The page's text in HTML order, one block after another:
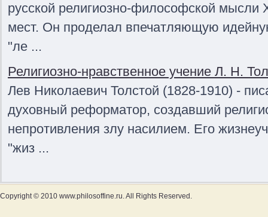
русской религиозно-философской мысли
мест. Он проделал впечатляющую
"ле ...
Религиозно-нравственное учение Л. Н.
Лев Николаевич Толстой (1828-1910) -
духовный реформатор, создавший
непротивления злу насилием. Его
"жиз ...
Copyright © 2010 www.philosoffine.ru. All Rights Reserved.